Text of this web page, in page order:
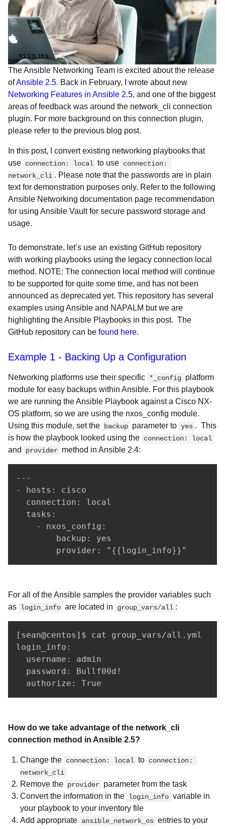
The Ansible Networking Team is excited about the release
ofAnsible 2.5. Back in February, I wrote about new
Networking Features in Ansible 2.5, and one of the biggest
areas of feedback was around the network_cli connection
plugin. For more background on this connection plugin,
please refer to the previous blog post.
In this post, I convert existing networking playbooks that
use connection: local to use connection:
network_cli . Please note that the passwords are in plain
text for demonstration purposes only. Refer to the following
Ansible Networking documentation page recommendation
for using Ansible Vault for secure password storage and
usage.
To demonstrate, let’s use an existing GitHub repository
with working playbooks using the legacy connection local
method. NOTE: The connection local method will continue
to be supported for quite some time, and has not been
announced as deprecated yet. This repository has several
examples using Ansible and NAPALM but we are
highlighting the Ansible Playbooks in this post. The
GitHub repository can be found here.
Example 1 - Backing Up a Configuration
Networking platforms use their specific *_config platform
module for easy backups within Ansible. For this playbook
we are running the Ansible Playbook against a Cisco NX-
OS platform, so we are using the nxos_config module.
Using this module, set the backup parameter to yes . This
is how the playbook looked using the connection: local
and provider method in Ansible 2.4:
---
- hosts: cisco
  connection: local
  tasks:
    - nxos_config:
        backup: yes
For all of the Ansible samples the provider variables such
as login_info are located in group_vars/all :
[sean@centos]$ cat
login_info:
  username: admin
  password: Bullf00d!
How do we take advantage of the network_cli
connection method in Ansible 2.5?
Change the connection: local to connection:
network_cli
Remove the provider parameter from the task
Convert the information in the login_info variable in
your playbook to your inventory file
Add appropriate ansible_network_os entries to your